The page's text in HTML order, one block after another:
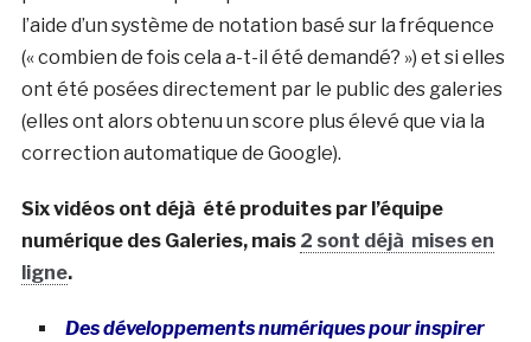
l’aide d’un système de notation basé sur la fréquence
(« combien de fois cela a-t-il été demandé? ») et si elles
ont été posées directement par le public des galeries
(elles ont alors obtenu un score plus élevé que via la
correction automatique de Google).
Six vidéos ont déjà été produites par l’équipe
numérique des Galeries, mais 2 sont déjà mises en
ligne.
Des développements numériques pour inspirer